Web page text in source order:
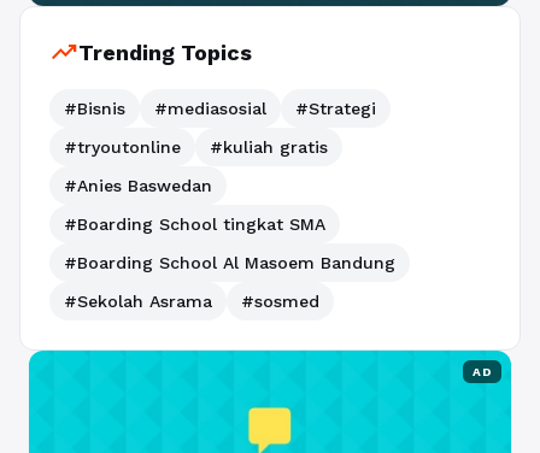
trending_upTrending Topics
#Bisnis #mediasosial
#Strategi
#tryoutonline
#kuliah gratis
#Anies Baswedan
#Boarding School tingkat SMA
#Boarding School Al Masoem Bandung
#Sekolah Asrama
#sosmed
AD